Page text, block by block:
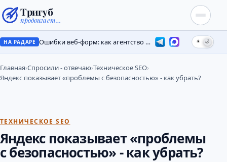
Тригуб
продвигает…
НА РАДАРЕ Ошибки веб-форм: как агентство потеряло лиды на месяцы ☀ 🌙
Главная›Спросили - отвечаю›Техническое SEO›
Яндекс показывает «проблемы с безопасностью» - как убрать?
ТЕХНИЧЕСКОЕ SEO
Яндекс показывает «проблемы
с безопасностью» - как убрать?